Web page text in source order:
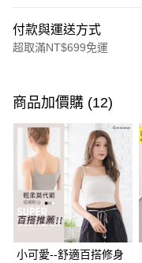
付款與運送方式
超取滿NT$699免運
信用卡一次付款
超商取貨付款
LINE Pay
Apple Pay
街口支付
悠遊付
商品加價購 (12)
小可愛--舒適百搭修身